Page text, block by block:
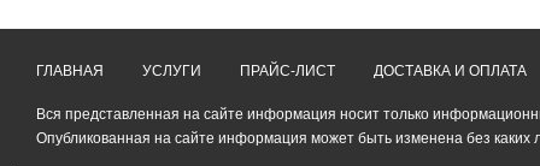
ГЛАВНАЯ УСЛУГИ ПРАЙС-ЛИСТ ДОСТАВКА И ОПЛАТА
Вся представленная на сайте информация носит только
Опубликованная на сайте информация может быть изменена без каких